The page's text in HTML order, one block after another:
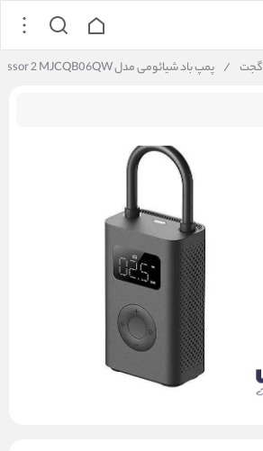
گجت / پمپ باد شیائومی مدل Xiaomi Air Compressor 2 MJCQB06QW